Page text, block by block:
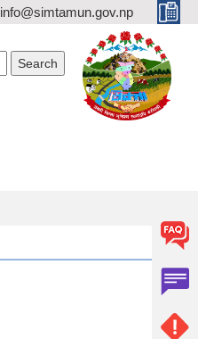
info@simtamun.gov.np